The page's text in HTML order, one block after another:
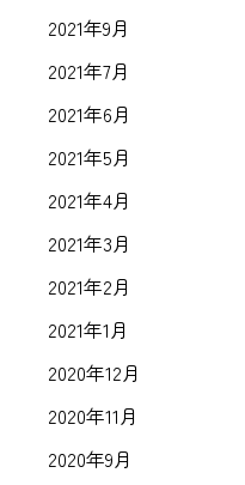
2021年9月
2021年7月
2021年6月
2021年5月
2021年4月
2021年3月
2021年2月
2021年1月
2020年12月
2020年11月
2020年9月